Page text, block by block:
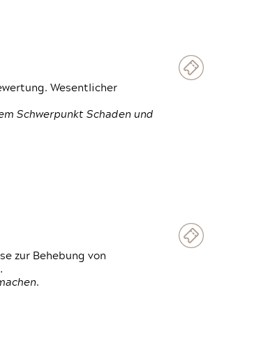
Wesentlicher
Schwerpunkt Schaden und
zur Behebung von